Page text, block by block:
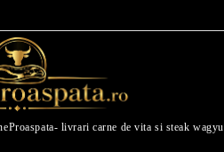
livrari carne de vita si steak wagyu